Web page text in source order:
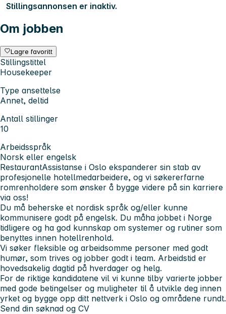
Stillingsannonsen er inaktiv.
Om jobben
Lagre favoritt
Stillingstittel
Housekeeper
Type ansettelse
Annet, deltid
Antall stillinger
10
Arbeidsspråk
Norsk eller engelsk
RestaurantAssistanse i Oslo ekspanderer sin stab av
profesjonelle hotellmedarbeidere, og vi søkererfarne
romrenholdere som ønsker å bygge videre på sin karriere
via oss!
Du må beherske et nordisk språk og/eller kunne
kommunisere godt på engelsk. Du måha jobbet i Norge
tidligere og ha god kunnskap om systemer og rutiner som
benyttes innen hotellrenhold.
Vi søker fleksible og arbeidsomme personer med godt
humør, som trives og jobber godt i team. Arbeidstid er
hovedsakelig dagtid på hverdager og helg.
For de riktige kandidatene vil vi kunne tilby varierte jobber
med gode betingelser og muligheter til å utvikle deg innen
yrket og bygge opp ditt nettverk i Oslo og områdene rundt.
Send din søknad og CV